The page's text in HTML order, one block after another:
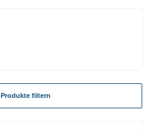
Produkte filtern